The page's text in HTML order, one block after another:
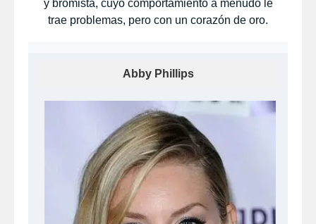
y bromista, cuyo comportamiento a menudo le
trae problemas, pero con un corazón de oro.
Abby Phillips